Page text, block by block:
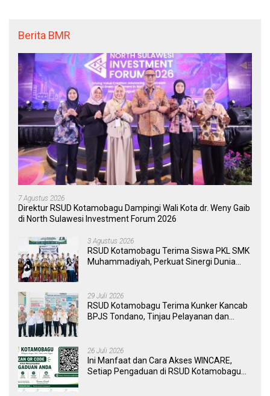
Berita BMR
7 Agustus 2026
Direktur RSUD Kotamobagu Dampingi Wali Kota dr. Weny Gaib
di North Sulawesi Investment Forum 2026
3 Agustus 2026
RSUD Kotamobagu Terima Siswa PKL SMK
Muhammadiyah, Perkuat Sinergi Dunia
29 Juli 2026
RSUD Kotamobagu Terima Kunker Kancab
BPJS Tondano, Tinjau Pelayanan dan
26 Juli 2026
Ini Manfaat dan Cara Akses WINCARE,
Setiap Pengaduan di RSUD Kotamobagu